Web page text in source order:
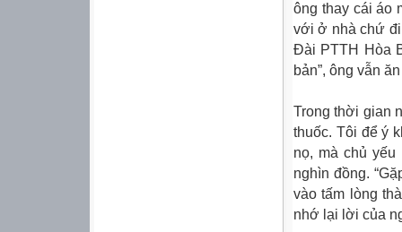
ông thay cái áo
với ở nhà chứ đi
Đài PTTH Hòa
bản”, ông vẫn
Trong thời gian
thuốc. Tôi để ý
nọ, mà chủ
nghìn đồng.
vào tấm lòng
nhớ lại lời của